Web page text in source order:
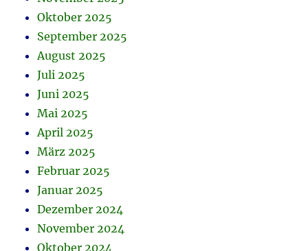
Oktober 2025
September 2025
August 2025
Juli 2025
Juni 2025
Mai 2025
April 2025
März 2025
Februar 2025
Januar 2025
Dezember 2024
November 2024
Oktober 2024